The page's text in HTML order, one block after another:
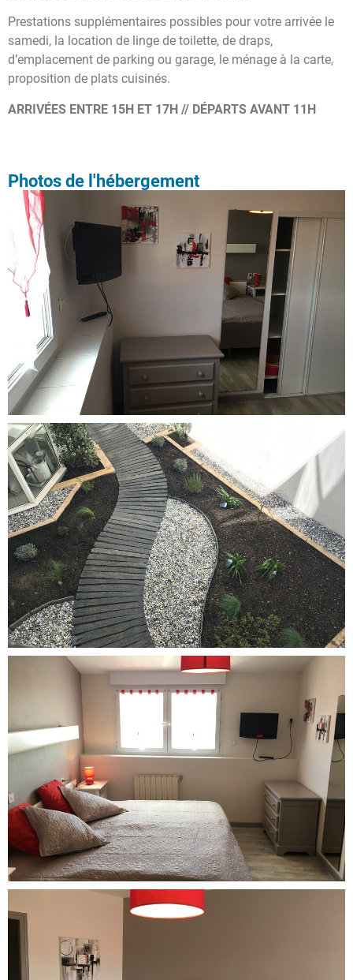
Prestations supplémentaires possibles pour votre arrivée le
samedi, la location de linge de toilette, de draps,
d’emplacement de parking ou garage, le ménage à la carte,
proposition de plats cuisinés.
ARRIVÉES ENTRE 15H ET 17H // DÉPARTS AVANT 11H
Photos de l'hébergement